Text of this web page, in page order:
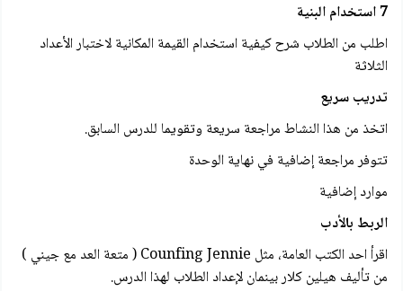
7 استخدام البنية
اطلب من الطلاب شرح كيفية استخدام القيمة المكانية لاختبار الأعداد
الثلاثة
تدريب سريع
اتخذ من هذا النشاط مراجعة سريعة وتقويما للدرس السابق.
تتوفر مراجعة إضافية في نهاية الوحدة
موارد إضافية
الربط بالأدب
اقرأ احد الكتب العامة، مثل Counfing Jennie ( متعة العد مع جيني )
من تأليف هيلين کلار بينمان لإعداد الطلاب لهذا الدرس.